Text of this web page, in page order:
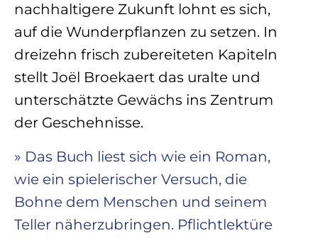
nachhaltigere Zukunft lohnt es sich,
auf die Wunderpflanzen zu setzen. In
dreizehn frisch zubereiteten Kapiteln
stellt Joël Broekaert das uralte und
unterschätzte Gewächs ins Zentrum
der Geschehnisse.
» Das Buch liest sich wie ein Roman,
wie ein spielerischer Versuch, die
Bohne dem Menschen und seinem
Teller näherzubringen. Pflichtlektüre